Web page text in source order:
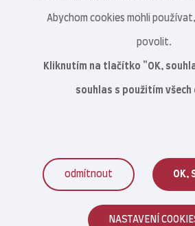
Veterinární centrum s.r.o. ©
Abychom cookies mohli
povolit.
Kliknutím na tlačítko "OK,
souhlas s použitím všech
odmítnout OK,
NASTAVENÍ